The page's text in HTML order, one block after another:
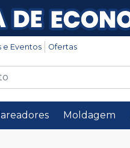
e Eventos Ofertas
Moldagem